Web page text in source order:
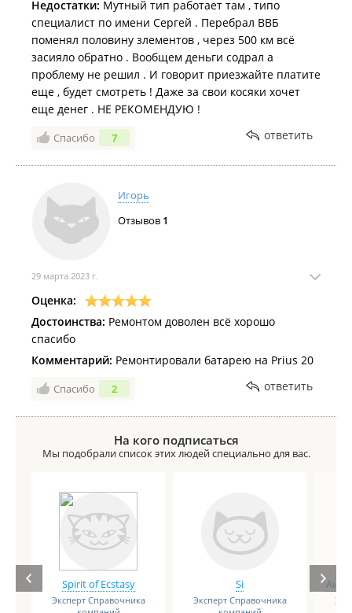
Недостатки: Мутный тип работает там , типо
специалист по имени Сергей . Перебрал ВВБ
поменял половину злементов , через 500 км всё
засияло обратно . Вообщем деньги содрал а
проблему не решил . И говорит приезжайте платите
еще , будет смотреть ! Даже за свои косяки хочет
еще денег . НЕ РЕКОМЕНДУЮ !
Спасибо 7 ответить
Игорь
Отзывов 1
29 марта 2023 г.
Оценка:
Достоинства: Ремонтом доволен всё хорошо
спасибо
Комментарий: Ремонтировали батарею на Prius 20
Спасибо 2 ответить
На кого подписаться
Мы подобрали список этих людей специально для вас.
Spirit of Ecstasy
Эксперт Справочника
Si
Эксперт Справочника